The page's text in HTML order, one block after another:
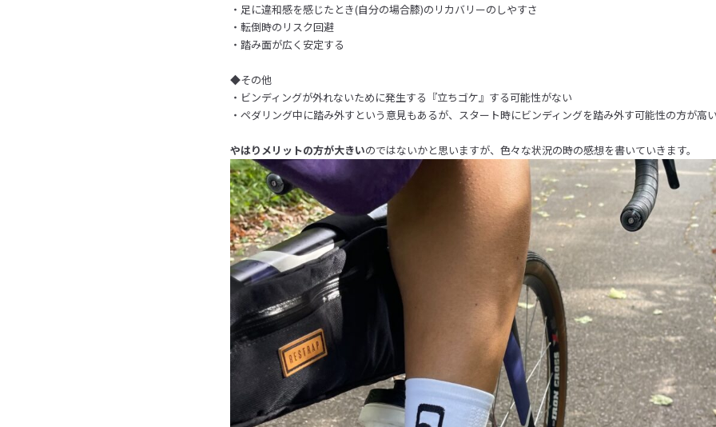
・足に違和感を感じたとき(自分の場合膝)のリカバリーのしやすさ
・転倒時のリスク回避
・踏み面が広く安定する
◆その他
・ビンディングが外れないために発生する『立ちゴケ』する可能性がない
・ペダリング中に踏み外すという意見もあるが、スタート時にビンディングを踏み外す可能性の方が高
やはりメリットの方が大きいのではないかと思いますが、色々な状況の時の感想を書いていきます。